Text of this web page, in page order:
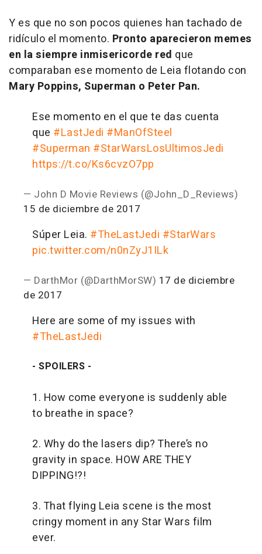
Y es que no son pocos quienes han tachado de
ridículo el momento. Pronto aparecieron memes
en la siempre inmisericorde red que
comparaban ese momento de Leia flotando con
Mary Poppins, Superman o Peter Pan.
Ese momento en el que te das cuenta
que #LastJedi #ManOfSteel
#Superman #StarWarsLosUltimosJedi
https://t.co/Ks6cvzO7pp
— John D Movie Reviews (@John_D_Reviews)
15 de diciembre de 2017
Súper Leia. #TheLastJedi #StarWars
pic.twitter.com/n0nZyJ1ILk
— DarthMor (@DarthMorSW) 17 de diciembre
de 2017
Here are some of my issues with
#TheLastJedi
- SPOILERS -
1. How come everyone is suddenly able
to breathe in space?
2. Why do the lasers dip? There’s no
gravity in space. HOW ARE THEY
DIPPING!?!
3. That flying Leia scene is the most
cringy moment in any Star Wars film
ever.